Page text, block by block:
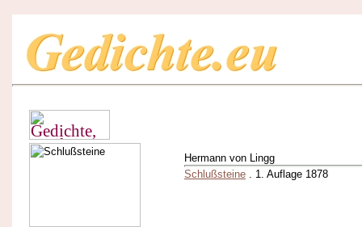
Hermann von Lingg
Schlußsteine . 1. Auflage 1878